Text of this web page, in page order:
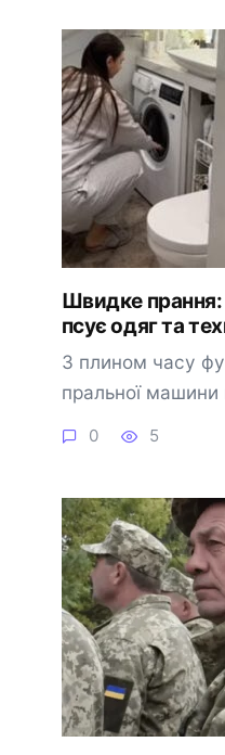
Швидке
псує одяг та
З плином часу
пральної
0 5